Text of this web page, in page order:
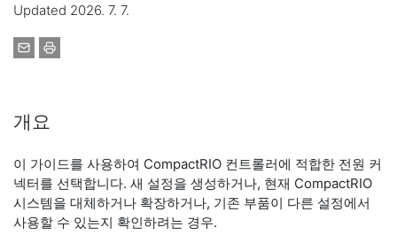
Updated 2026. 7. 7.
개요
이 가이드를 사용하여 CompactRIO 컨트롤러에 적합한 전원 커
넥터를 선택합니다. 새 설정을 생성하거나, 현재 CompactRIO
시스템을 대체하거나 확장하거나, 기존 부품이 다른 설정에서
사용할 수 있는지 확인하려는 경우.